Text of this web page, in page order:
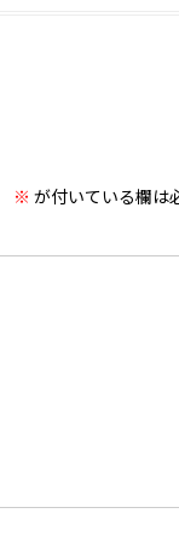
※ が付いている欄は